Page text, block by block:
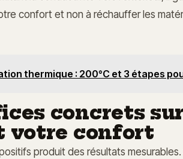
confort et non à réchauffer les
thermique : 200°C et 3 étapes
concrets
votre confort
produit des résultats